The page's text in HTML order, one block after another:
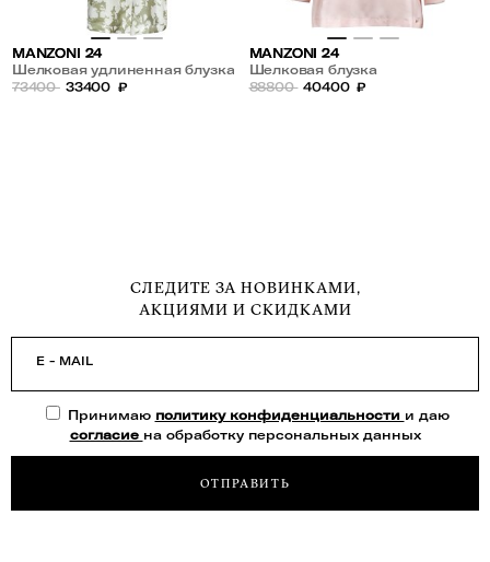
MANZONI 24
Шелковая удлиненная блузка
73400 33400 ₽
MANZONI 24
Шелковая блузка
88800 40400 ₽
СЛЕДИТЕ ЗА НОВИНКАМИ,
АКЦИЯМИ И СКИДКАМИ
E - MAIL
Принимаю политику конфиденциальности и даю
согласие на обработку персональных данных
ОТПРАВИТЬ